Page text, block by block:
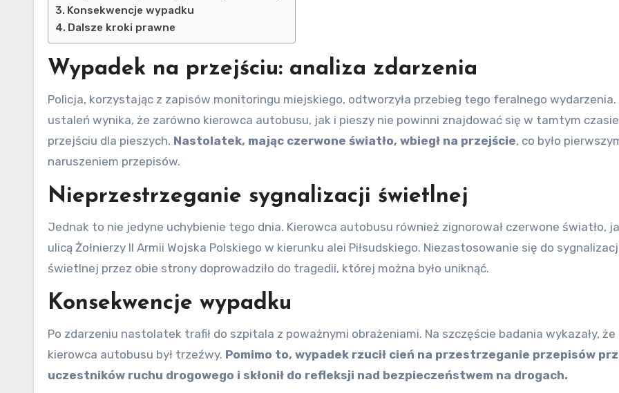
Konsekwencje wypadku
Dalsze kroki prawne
Wypadek na przejściu: analiza zdarzenia
Policja, korzystając z zapisów monitoringu miejskiego, odtworzyła przebieg tego feralnego wydarzenia.
ustaleń wynika, że zarówno kierowca autobusu, jak i pieszy nie powinni znajdować się w tamtym
przejściu dla pieszych. Nastolatek, mając czerwone światło, wbiegł na przejście, co było
naruszeniem przepisów.
Nieprzestrzeganie sygnalizacji świetlnej
Jednak to nie jedyne uchybienie tego dnia. Kierowca autobusu również zignorował czerwone światło,
ulicą Żołnierzy II Armii Wojska Polskiego w kierunku alei Piłsudskiego. Niezastosowanie się do
świetlnej przez obie strony doprowadziło do tragedii, której można było uniknąć.
Konsekwencje wypadku
Po zdarzeniu nastolatek trafił do szpitala z poważnymi obrażeniami. Na szczęście badania wykazały, że
kierowca autobusu był trzeźwy. Pomimo to, wypadek rzucił cień na przestrzeganie przepisów
uczestników ruchu drogowego i skłonił do refleksji nad bezpieczeństwem na drogach.